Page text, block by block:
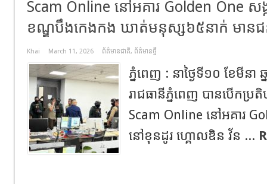
Scam Online នៅអគារ Golden One ស
ខណ្ឌបឹងកេងកង ឃាត់មនុស្ស៦៥នាក់ មាន
Khai March 11, 2026 ព័ត៌មានជាតិ, ព័ត៌មានថ្មី
ភ្នំពេញ : នាថ្ងៃទី១០ ខែមីនា
រាជធានីភ្នំពេញ បានបើកប្រតិ
Scam Online នៅអគារ
នៅខុនដូរ ហ្គោលឌិន វ័ន ...